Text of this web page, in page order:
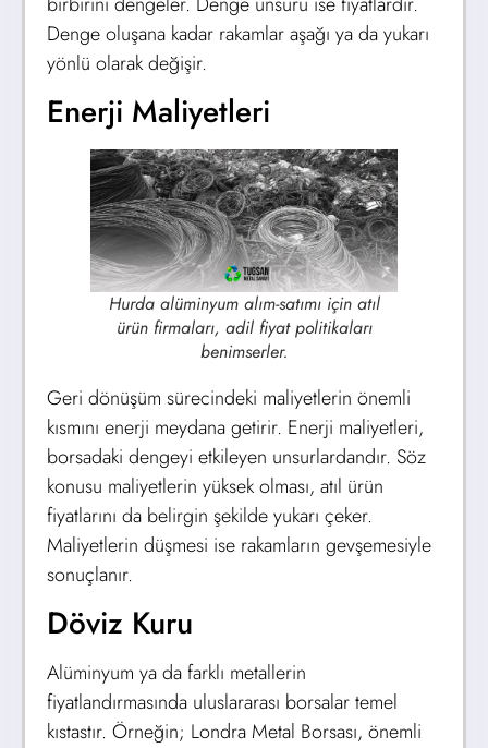
Denge oluşana kadar rakamlar aşağı ya da yukarı
yönlü olarak değişir.
Enerji Maliyetleri
Hurda alüminyum alım-satımı için atıl
ürün firmaları, adil fiyat politikaları
benimserler.
Geri dönüşüm sürecindeki maliyetlerin önemli
kısmını enerji meydana getirir. Enerji maliyetleri,
borsadaki dengeyi etkileyen unsurlardandır. Söz
konusu maliyetlerin yüksek olması, atıl ürün
fiyatlarını da belirgin şekilde yukarı çeker.
Maliyetlerin düşmesi ise rakamların gevşemesiyle
sonuçlanır.
Döviz Kuru
Alüminyum ya da farklı metallerin
fiyatlandırmasında uluslararası borsalar temel
kıstastır. Örneğin; Londra Metal Borsası, önemli